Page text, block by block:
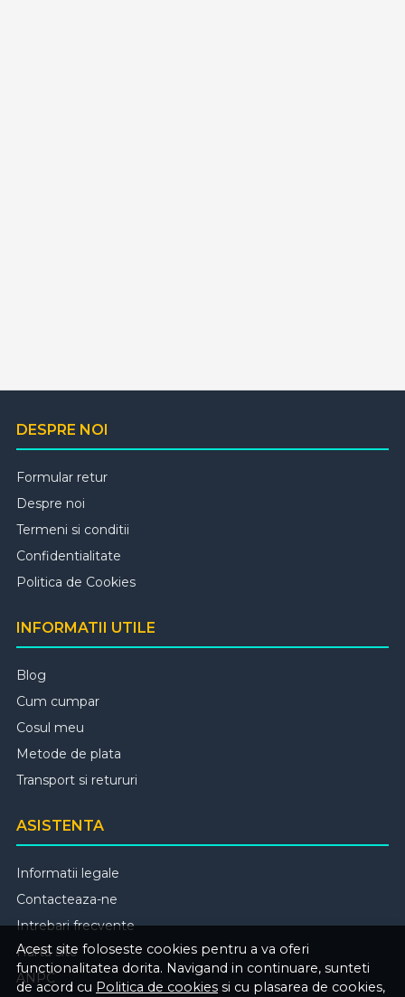
Acest site foloseste cookies pentru a va oferi
functionalitatea dorita. Navigand in continuare, sunteti
de acord cu Politica de cookies si cu plasarea de cookies,
DESPRE NOI
Formular retur
Despre noi
Termeni si conditii
Confidentialitate
Politica de Cookies
INFORMATII UTILE
Blog
Cum cumpar
Cosul meu
Metode de plata
Transport si retururi
ASISTENTA
Informatii legale
Contacteaza-ne
Intrebari frecvente
Harta site
ANPC